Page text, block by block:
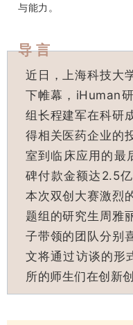
与能力。
导 言
近日，上海科技大
下帷幕，iHuman
组长程建军在科研
得相关医药企业的
室到临床应用的最
碑付款金额达2.5
本次双创大赛激烈
题组的研究生周雅
子带领的团队分别
文将通过访谈的形
所的师生们在创新